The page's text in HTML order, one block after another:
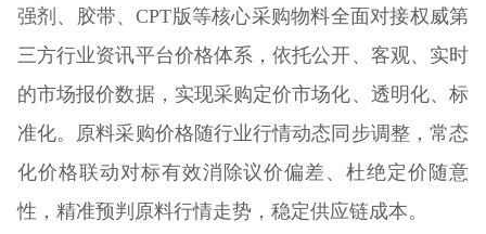
强剂、胶带、CPT版等核心采购物料全面对接权威第
三方行业资讯平台价格体系，依托公开、客观、实时
的市场报价数据，实现采购定价市场化、透明化、标
准化。原料采购价格随行业行情动态同步调整，常态
化价格联动对标有效消除议价偏差、杜绝定价随意
性，精准预判原料行情走势，稳定供应链成本。